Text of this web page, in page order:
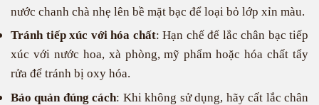
nước chanh chà nhẹ lên bề mặt bạc để loại bỏ lớp xỉn màu.
Tránh tiếp xúc với hóa chất: Hạn chế để lắc chân bạc tiếp
xúc với nước hoa, xà phòng, mỹ phẩm hoặc hóa chất tẩy
rửa để tránh bị oxy hóa.
Bảo quản đúng cách: Khi không sử dụng, hãy cất lắc chân